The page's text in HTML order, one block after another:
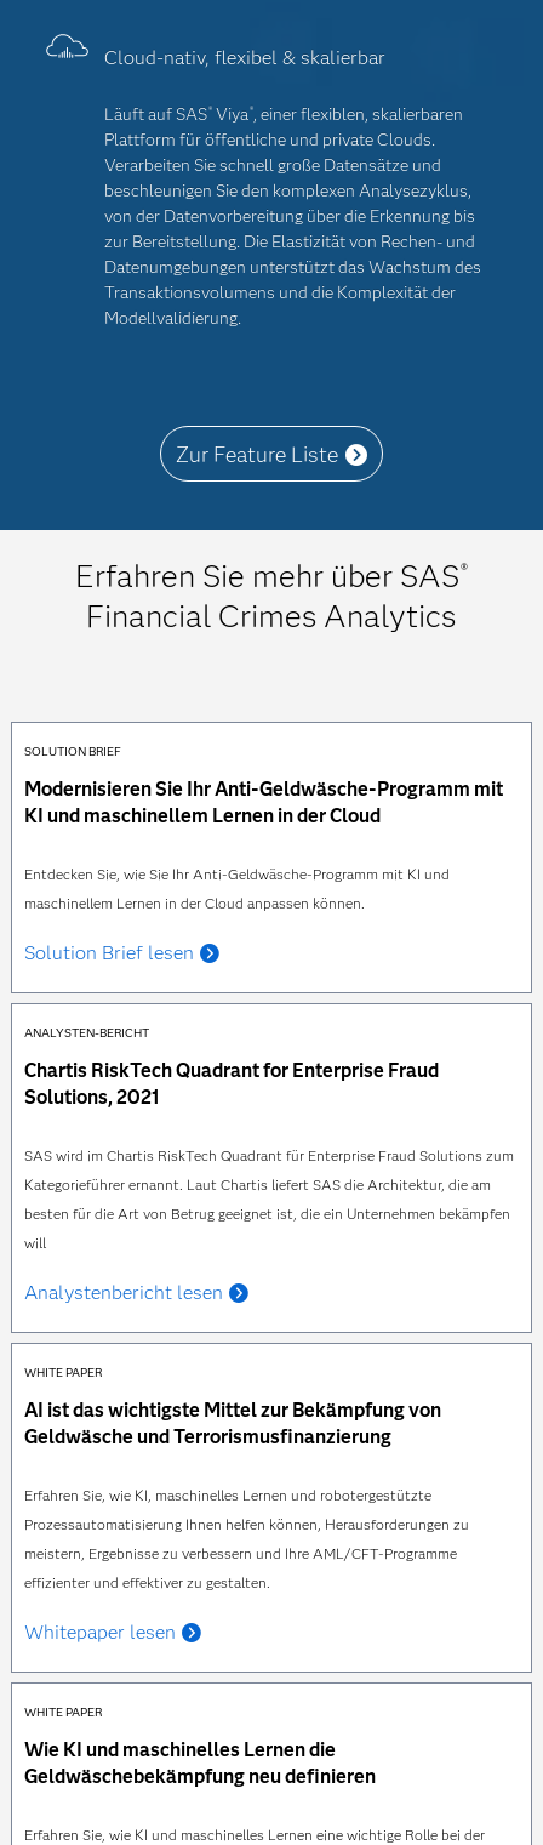
Cloud-nativ, flexibel & skalierbar
Läuft auf SAS® Viya®, einer flexiblen, skalierbaren
Plattform für öffentliche und private Clouds.
Verarbeiten Sie schnell große Datensätze und
beschleunigen Sie den komplexen Analysezyklus,
von der Datenvorbereitung über die Erkennung bis
zur Bereitstellung. Die Elastizität von Rechen- und
Datenumgebungen unterstützt das Wachstum des
Transaktionsvolumens und die Komplexität der
Modellvalidierung.
Zur Feature Liste
Erfahren Sie mehr über SAS®
Financial Crimes Analytics
SOLUTION BRIEF
Modernisieren Sie Ihr Anti-Geldwäsche-Programm mit
KI und maschinellem Lernen in der Cloud
Entdecken Sie, wie Sie Ihr Anti-Geldwäsche-Programm mit KI und
maschinellem Lernen in der Cloud anpassen können.
Solution Brief lesen
ANALYSTEN-BERICHT
Chartis RiskTech Quadrant for Enterprise Fraud
Solutions, 2021
SAS wird im Chartis RiskTech Quadrant für Enterprise Fraud Solutions zum
Kategorieführer ernannt. Laut Chartis liefert SAS die Architektur, die am
besten für die Art von Betrug geeignet ist, die ein Unternehmen bekämpfen
will
Analystenbericht lesen
WHITE PAPER
AI ist das wichtigste Mittel zur Bekämpfung von
Geldwäsche und Terrorismusfinanzierung
Erfahren Sie, wie KI, maschinelles Lernen und robotergestützte
Prozessautomatisierung Ihnen helfen können, Herausforderungen zu
meistern, Ergebnisse zu verbessern und Ihre AML/CFT-Programme
effizienter und effektiver zu gestalten.
Whitepaper lesen
WHITE PAPER
Wie KI und maschinelles Lernen die
Geldwäschebekämpfung neu definieren
Erfahren Sie, wie KI und maschinelles Lernen eine wichtige Rolle bei der